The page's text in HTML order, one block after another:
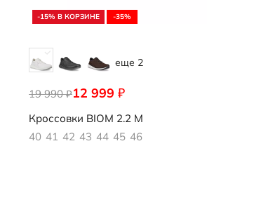
-15% В КОРЗИНЕ -35%
еще 2
12 999 ₽
19 990₽
830764/01007
Кроссовки BIOM 2.2 M
40 41 42 43 44 45 46